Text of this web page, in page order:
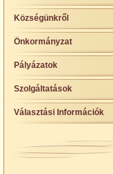
Községünkről
Önkormányzat
Pályázatok
Szolgáltatások
Választási Információk